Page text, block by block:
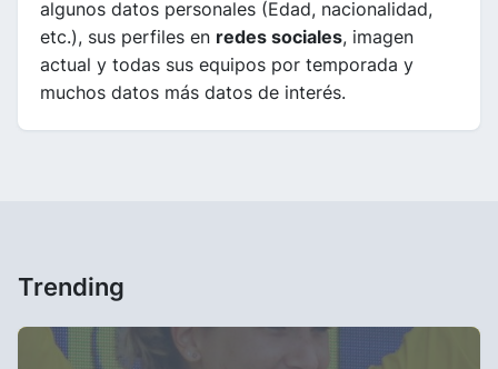
algunos datos personales (Edad, nacionalidad,
etc.), sus perfiles en redes sociales, imagen
actual y todas sus equipos por temporada y
muchos datos más datos de interés.
Trending